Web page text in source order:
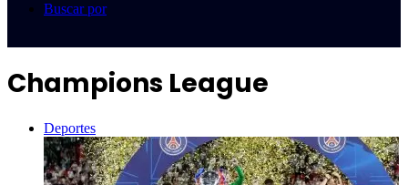
Buscar por
Champions League
Deportes